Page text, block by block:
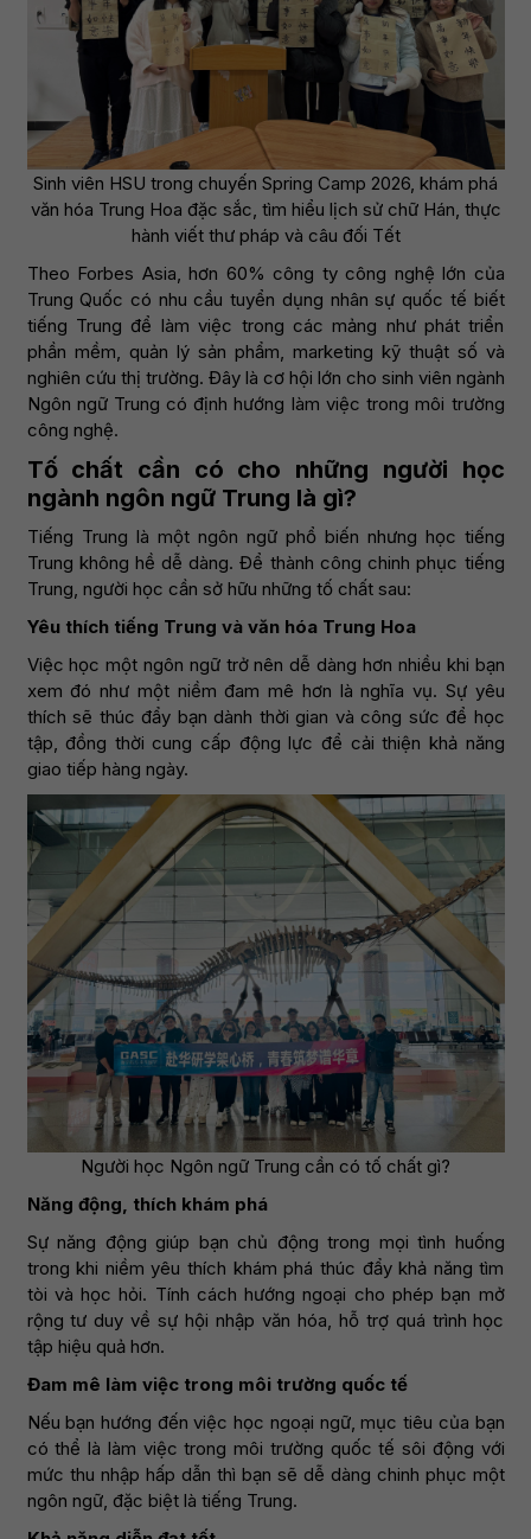
Sinh viên HSU trong chuyến Spring Camp 2026, khám phá
văn hóa Trung Hoa đặc sắc, tìm hiểu lịch sử chữ Hán, thực
hành viết thư pháp và câu đối Tết
Theo Forbes Asia, hơn 60% công ty công nghệ lớn của
Trung Quốc có nhu cầu tuyển dụng nhân sự quốc tế biết
tiếng Trung để làm việc trong các mảng như phát triển
phần mềm, quản lý sản phẩm, marketing kỹ thuật số và
nghiên cứu thị trường. Đây là cơ hội lớn cho sinh viên ngành
Ngôn ngữ Trung có định hướng làm việc trong môi trường
công nghệ.
Tố chất cần có cho những người học
ngành ngôn ngữ Trung là gì?
Tiếng Trung là một ngôn ngữ phổ biến nhưng học tiếng
Trung không hề dễ dàng. Để thành công chinh phục tiếng
Trung, người học cần sở hữu những tố chất sau:
Yêu thích tiếng Trung và văn hóa Trung Hoa
Việc học một ngôn ngữ trở nên dễ dàng hơn nhiều khi bạn
xem đó như một niềm đam mê hơn là nghĩa vụ. Sự yêu
thích sẽ thúc đẩy bạn dành thời gian và công sức để học
tập, đồng thời cung cấp động lực để cải thiện khả năng
giao tiếp hàng ngày.
Người học Ngôn ngữ Trung cần có tố chất gì?
Năng động, thích khám phá
Sự năng động giúp bạn chủ động trong mọi tình huống
trong khi niềm yêu thích khám phá thúc đẩy khả năng tìm
tòi và học hỏi. Tính cách hướng ngoại cho phép bạn mở
rộng tư duy về sự hội nhập văn hóa, hỗ trợ quá trình học
tập hiệu quả hơn.
Đam mê làm việc trong môi trường quốc tế
Nếu bạn hướng đến việc học ngoại ngữ, mục tiêu của bạn
có thể là làm việc trong môi trường quốc tế sôi động với
mức thu nhập hấp dẫn thì bạn sẽ dễ dàng chinh phục một
ngôn ngữ, đặc biệt là tiếng Trung.